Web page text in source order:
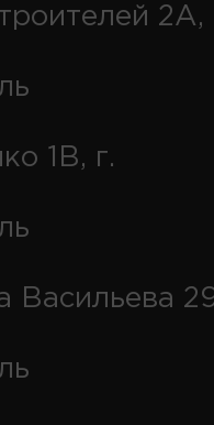
2А,
1В, г.
Васильева